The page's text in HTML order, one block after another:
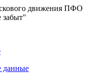
движения ПФО
забыт"
данные